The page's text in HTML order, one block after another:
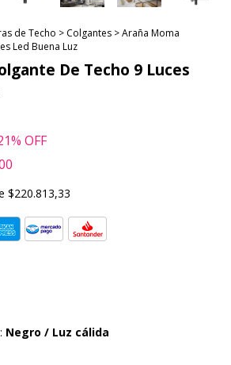
de Techo > Colgantes >Araña Moma
Led Buena Luz
De Techo 9 Luces
% OFF
$220.813,33
Negro / Luz cálida